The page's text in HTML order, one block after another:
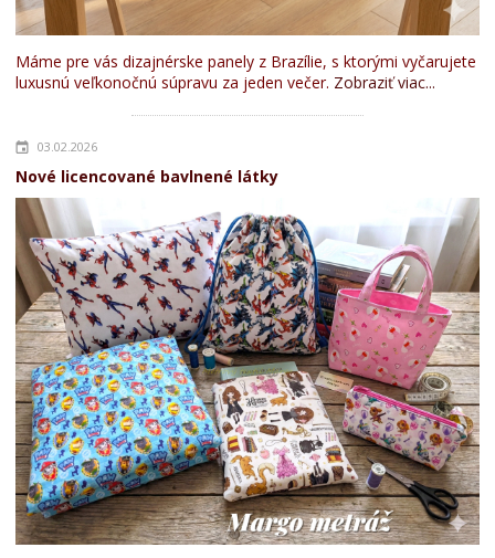
Máme pre vás dizajnérske panely z Brazílie, s ktorými vyčarujete
luxusnú veľkonočnú súpravu za jeden večer. Zobraziť viac...
03.02.2026
Nové licencované bavlnené látky